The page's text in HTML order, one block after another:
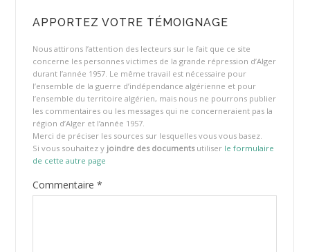
APPORTEZ VOTRE TÉMOIGNAGE
Nous attirons l’attention des lecteurs sur le fait que ce site
concerne les personnes victimes de la grande répression d’Alger
durant l’année 1957. Le même travail est nécessaire pour
l’ensemble de la guerre d’indépendance algérienne et pour
l’ensemble du territoire algérien, mais nous ne pourrons publier
les commentaires ou les messages qui ne concerneraient pas la
région d’Alger et l’année 1957.
Merci de préciser les sources sur lesquelles vous vous basez.
Si vous souhaitez y joindre des documentsutiliser le formulaire
de cette autre page
Commentaire *